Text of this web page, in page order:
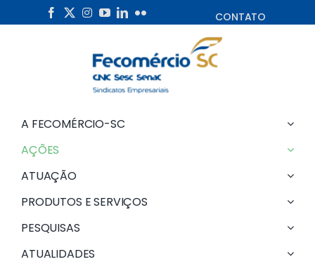
to
CONTATO
A FECOMÉRCIO-SC
AÇÕES
ATUAÇÃO
PRODUTOS E SERVIÇOS
PESQUISAS
ATUALIDADES